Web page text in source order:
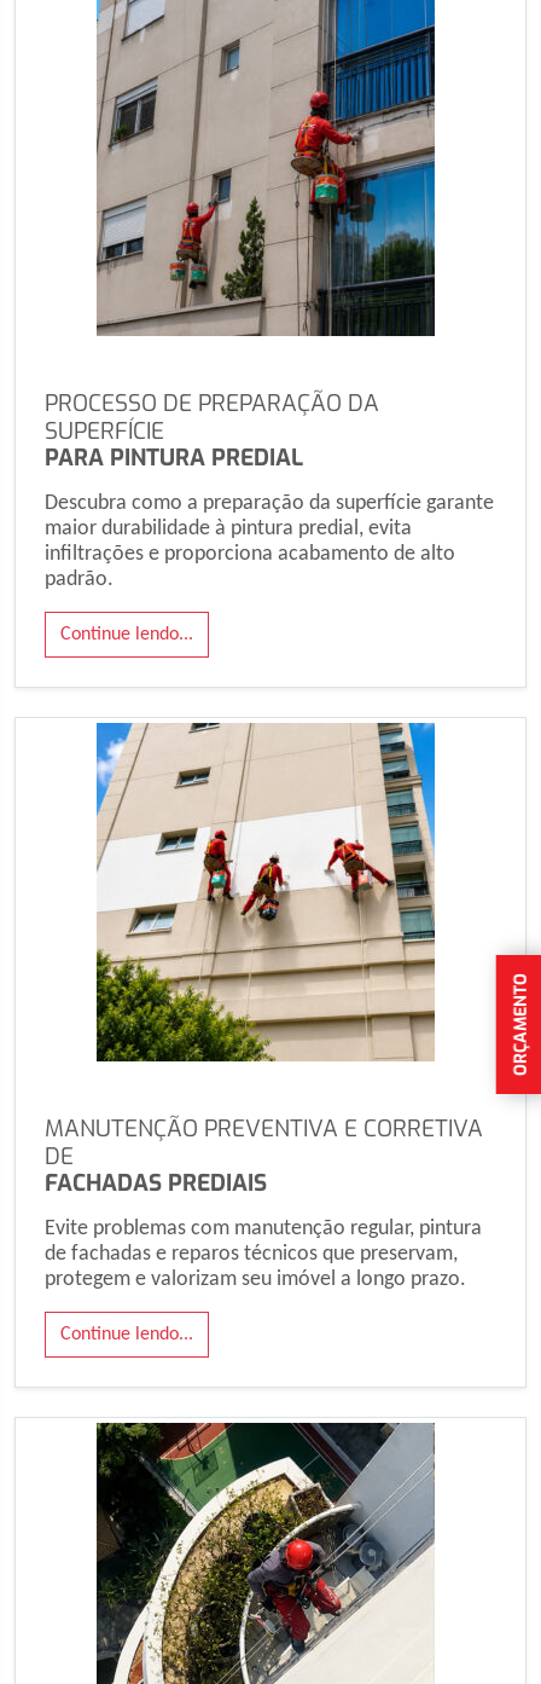
PROCESSO DE PREPARAÇÃO DA
SUPERFÍCIE
PARA PINTURA PREDIAL
Descubra como a preparação da superfície garante
maior durabilidade à pintura predial, evita
infiltrações e proporciona acabamento de alto
padrão.
Continue lendo...
MANUTENÇÃO PREVENTIVA E CORRETIVA
DE
FACHADAS PREDIAIS
Evite problemas com manutenção regular, pintura
de fachadas e reparos técnicos que preservam,
protegem e valorizam seu imóvel a longo prazo.
Continue lendo...
ORÇAMENTO